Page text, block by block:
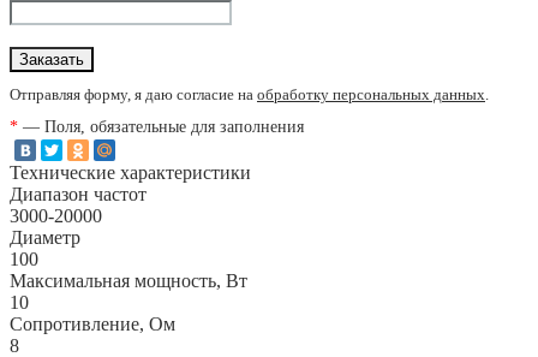
Отправляя форму, я даю согласие на обработку персональных данных.
* — Поля, обязательные для заполнения
Технические характеристики
Диапазон частот
3000-20000
Диаметр
100
Максимальная мощность, Вт
10
Сопротивление, Ом
8